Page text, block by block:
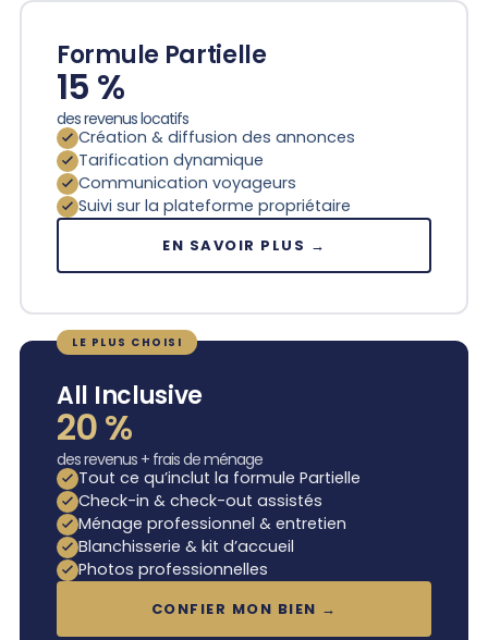
Formule Partielle
15 %
des revenus locatifs
Création & diffusion des annonces
Tarification dynamique
Communication voyageurs
Suivi sur la plateforme propriétaire
EN SAVOIR PLUS →
LE PLUS CHOISI
All Inclusive
20 %
des revenus + frais de ménage
Tout ce qu’inclut la formule Partielle
Check-in & check-out assistés
Ménage professionnel & entretien
Blanchisserie & kit d’accueil
Photos professionnelles
CONFIER MON BIEN →